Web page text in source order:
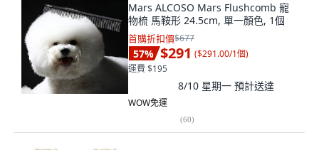
Mars ALCOSO Mars Flushcomb 寵
物梳 馬鞍形 24.5cm, 單一顏色, 1個
首購折扣價$677
57% $291 ($291.00/1個)
運費 $195
8/10 星期一 預計送達
WOW免運
(60)